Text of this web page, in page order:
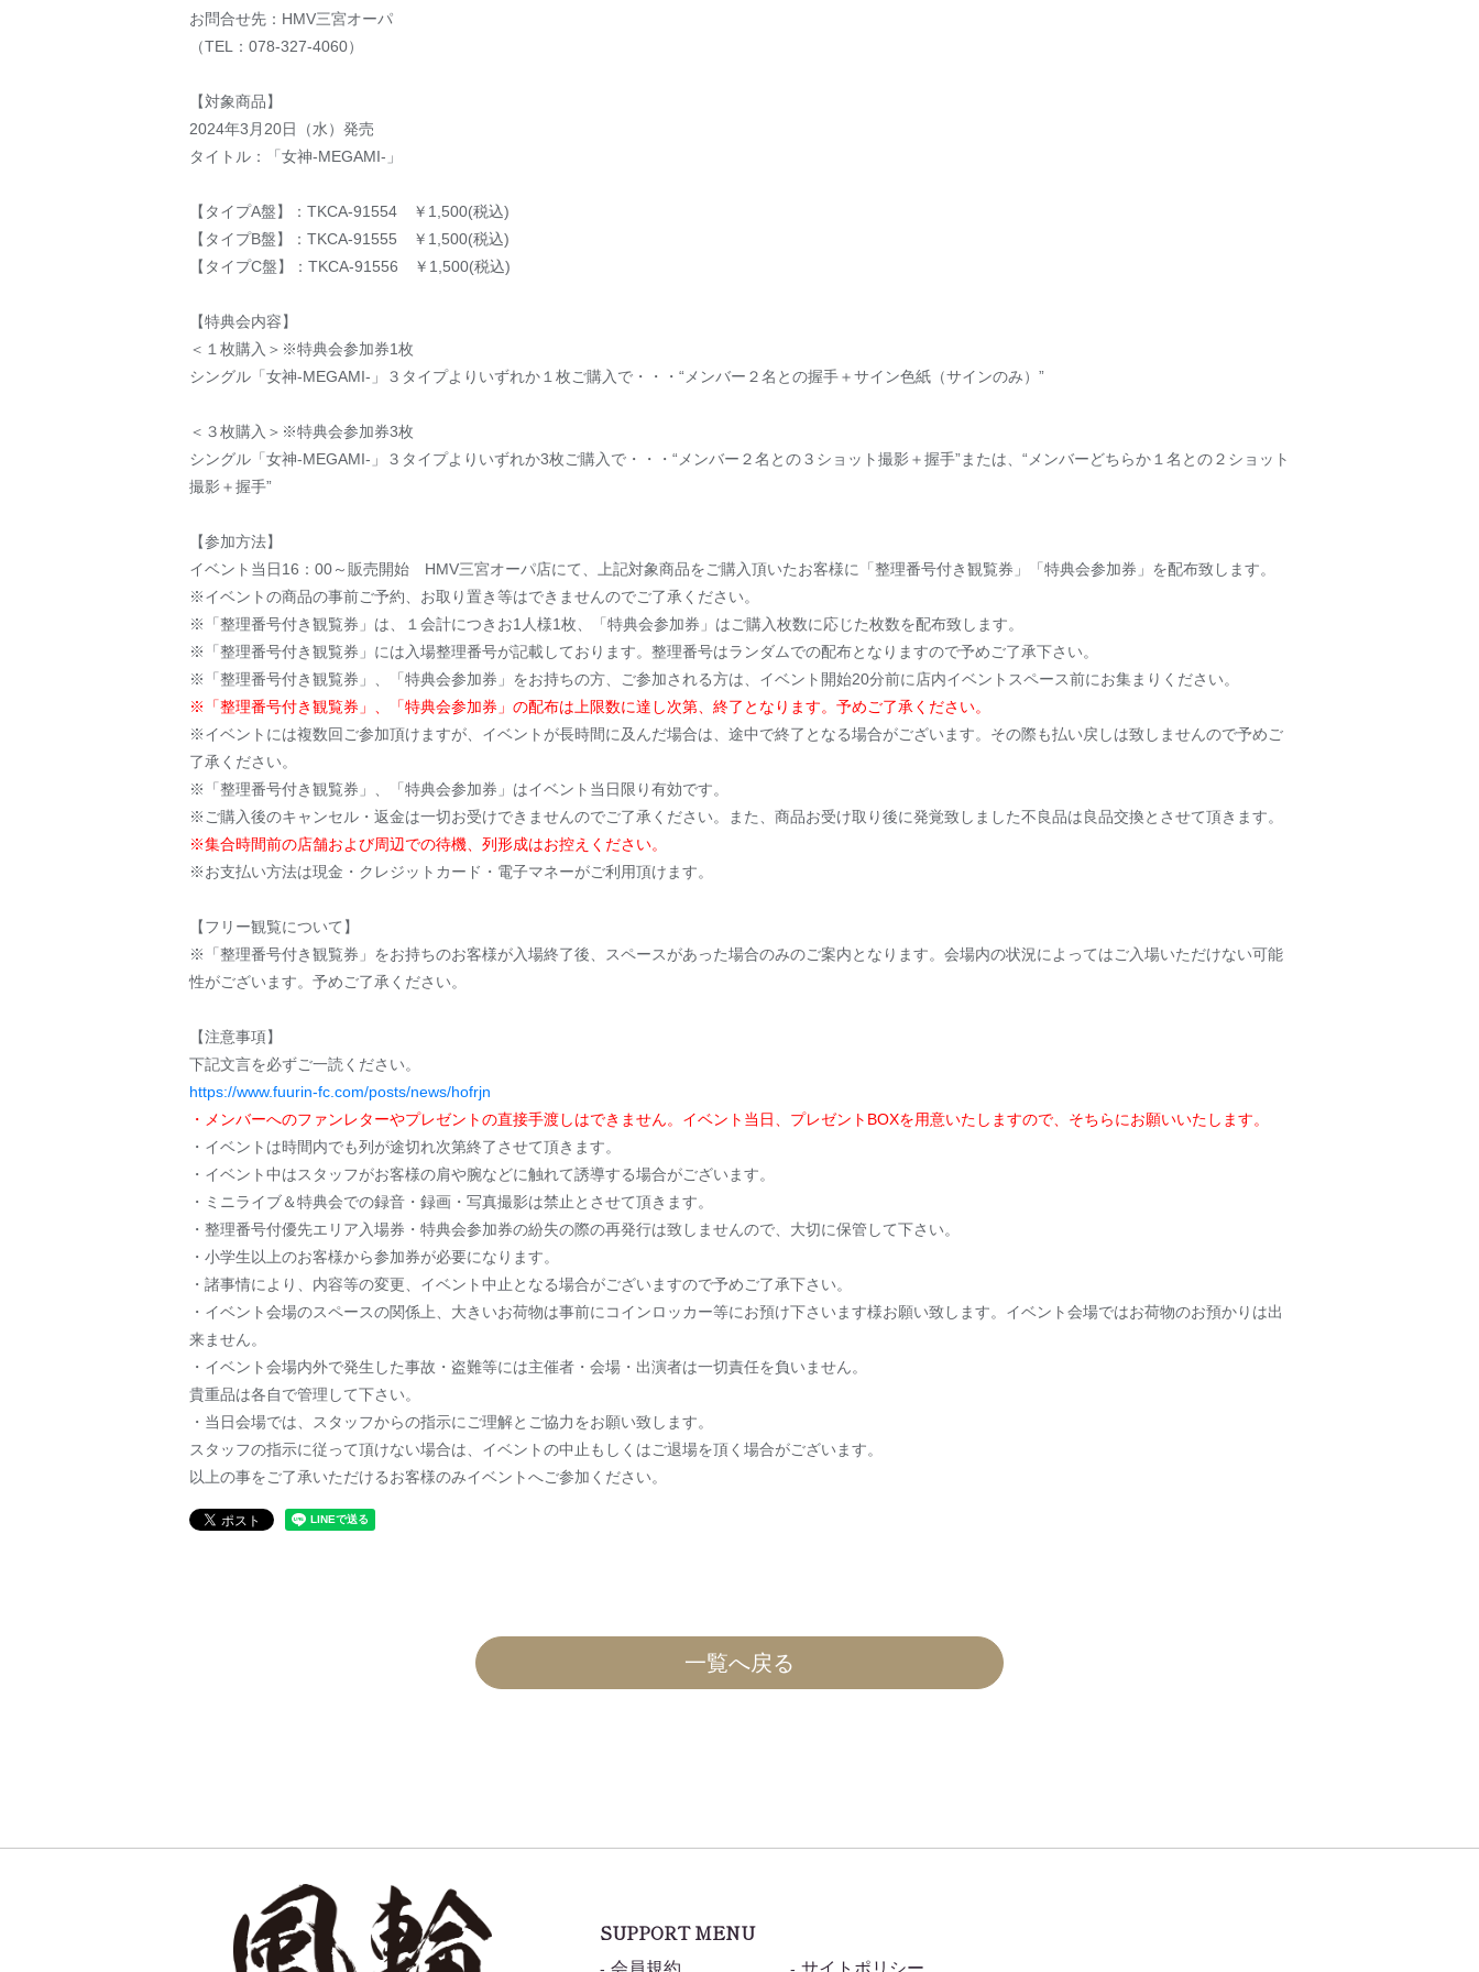
お問合せ先：HMV三宮オーパ
（TEL：078-327-4060）
【対象商品】
2024年3月20日（水）発売
タイトル：「女神-MEGAMI-」
【タイプA盤】：TKCA-91554 ￥1,500(税込)
【タイプB盤】：TKCA-91555 ￥1,500(税込)
【タイプC盤】：TKCA-91556 ￥1,500(税込)
【特典会内容】
＜１枚購入＞※特典会参加券1枚
シングル「女神-MEGAMI-」３タイプよりいずれか１枚ご購入で・・・“メンバー２名との握手＋サイン色紙（サインのみ）”
＜３枚購入＞※特典会参加券3枚
シングル「女神-MEGAMI-」３タイプよりいずれか3枚ご購入で・・・“メンバー２名との３ショット撮影＋握手”または、“メンバーどちらか１名との２ショット
撮影＋握手”
【参加方法】
イベント当日16：00～販売開始 HMV三宮オーパ店にて、上記対象商品をご購入頂いたお客様に「整理番号付き観覧券」「特典会参加券」を配布致します。
※イベントの商品の事前ご予約、お取り置き等はできませんのでご了承ください。
※「整理番号付き観覧券」は、１会計につきお1人様1枚、「特典会参加券」はご購入枚数に応じた枚数を配布致します。
※「整理番号付き観覧券」には入場整理番号が記載しております。整理番号はランダムでの配布となりますので予めご了承下さい。
※「整理番号付き観覧券」、「特典会参加券」をお持ちの方、ご参加される方は、イベント開始20分前に店内イベントスペース前にお集まりください。
※「整理番号付き観覧券」、「特典会参加券」の配布は上限数に達し次第、終了となります。予めご了承ください。
※イベントには複数回ご参加頂けますが、イベントが長時間に及んだ場合は、途中で終了となる場合がございます。その際も払い戻しは致しませんので予めご
了承ください。
※「整理番号付き観覧券」、「特典会参加券」はイベント当日限り有効です。
※ご購入後のキャンセル・返金は一切お受けできませんのでご了承ください。また、商品お受け取り後に発覚致しました不良品は良品交換とさせて頂きます。
※集合時間前の店舗および周辺での待機、列形成はお控えください。
※お支払い方法は現金・クレジットカード・電子マネーがご利用頂けます。
【フリー観覧について】
※「整理番号付き観覧券」をお持ちのお客様が入場終了後、スペースがあった場合のみのご案内となります。会場内の状況によってはご入場いただけない可能
性がございます。予めご了承ください。
【注意事項】
下記文言を必ずご一読ください。
https://www.fuurin-fc.com/posts/news/hofrjn
・メンバーへのファンレターやプレゼントの直接手渡しはできません。イベント当日、プレゼントBOXを用意いたしますので、そちらにお願いいたします。
・イベントは時間内でも列が途切れ次第終了させて頂きます。
・イベント中はスタッフがお客様の肩や腕などに触れて誘導する場合がございます。
・ミニライブ＆特典会での録音・録画・写真撮影は禁止とさせて頂きます。
・整理番号付優先エリア入場券・特典会参加券の紛失の際の再発行は致しませんので、大切に保管して下さい。
・小学生以上のお客様から参加券が必要になります。
・諸事情により、内容等の変更、イベント中止となる場合がございますので予めご了承下さい。
・イベント会場のスペースの関係上、大きいお荷物は事前にコインロッカー等にお預け下さいます様お願い致します。イベント会場ではお荷物のお預かりは出
来ません。
・イベント会場内外で発生した事故・盗難等には主催者・会場・出演者は一切責任を負いません。
貴重品は各自で管理して下さい。
・当日会場では、スタッフからの指示にご理解とご協力をお願い致します。
スタッフの指示に従って頂けない場合は、イベントの中止もしくはご退場を頂く場合がございます。
以上の事をご了承いただけるお客様のみイベントへご参加ください。
一覧へ戻る
SUPPORT MENU
会員規約 サイトポリシー